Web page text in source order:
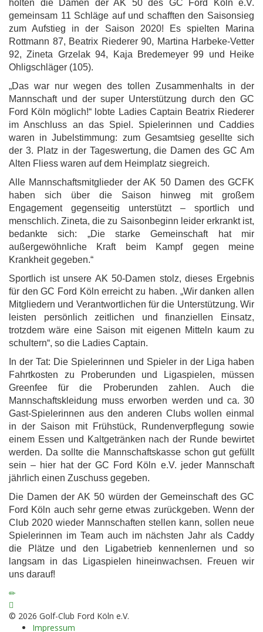
holten die Damen der AK 50 des GC Ford Köln e.V.
gemeinsam 11 Schläge auf und schafften den Saisonsieg
zum Aufstieg in der Saison 2020! Es spielten Marina
Rottmann 87, Beatrix Riederer 90, Martina Harbeke-Vetter
92, Zineta Grzelak 94, Kaja Bredemeyer 99 und Heike
Ohligschläger (105).
„Das war nur wegen des tollen Zusammenhalts in der
Mannschaft und der super Unterstützung durch den GC
Ford Köln möglich!“ lobte Ladies Captain Beatrix Riederer
im Anschluss an das Spiel. Spielerinnen und Caddies
waren in Jubelstimmung: zum Gesamtsieg gesellte sich
der 3. Platz in der Tageswertung, die Damen des GC Am
Alten Fliess waren auf dem Heimplatz siegreich.
Alle Mannschaftsmitglieder der AK 50 Damen des GCFK
haben sich über die Saison hinweg mit großem
Engagement gegenseitig unterstützt – sportlich und
menschlich. Zineta, die zu Saisonbeginn leider erkrankt ist,
bedankte sich: „Die starke Gemeinschaft hat mir
außergewöhnliche Kraft beim Kampf gegen meine
Krankheit gegeben.“
Sportlich ist unsere AK 50-Damen stolz, dieses Ergebnis
für den GC Ford Köln erreicht zu haben. „Wir danken allen
Mitgliedern und Verantwortlichen für die Unterstützung. Wir
leisten persönlich zeitlichen und finanziellen Einsatz,
trotzdem wäre eine Saison mit eigenen Mitteln kaum zu
schultern“, so die Ladies Captain.
In der Tat: Die Spielerinnen und Spieler in der Liga haben
Fahrtkosten zu Proberunden und Ligaspielen, müssen
Greenfee für die Proberunden zahlen. Auch die
Mannschaftskleidung muss erworben werden und ca. 30
Gast-Spielerinnen aus den anderen Clubs wollen einmal
in der Saison mit Frühstück, Rundenverpflegung sowie
einem Essen und Kaltgetränken nach der Runde bewirtet
werden. Da sollte die Mannschaftskasse schon gut gefüllt
sein – hier hat der GC Ford Köln e.V. jeder Mannschaft
jährlich einen Zuschuss gegeben.
Die Damen der AK 50 würden der Gemeinschaft des GC
Ford Köln auch sehr gerne etwas zurückgeben. Wenn der
Club 2020 wieder Mannschaften stellen kann, sollen neue
Spielerinnen im Team auch im nächsten Jahr als Caddy
die Plätze und den Ligabetrieb kennenlernen und so
langsam in das Ligaspielen hineinwachsen. Freuen wir
uns darauf!
© 2026 Golf-Club Ford Köln e.V.
Impressum